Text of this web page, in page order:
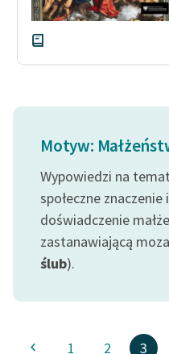
Motyw:
Wypowiedzi na
społeczne
doświadczenie
zastanawiającą
ślub).
1 2 3